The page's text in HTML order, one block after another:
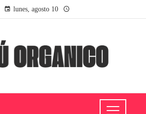
lunes, agosto 10